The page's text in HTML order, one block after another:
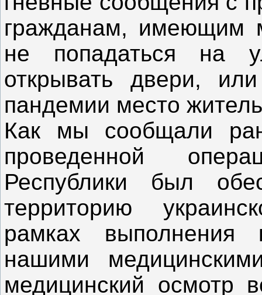
гражданам, имеющим
не попадаться на
открывать двери,
пандемии место
Как мы сообщали
проведенной
Республики был
территорию
рамках выполнения
нашими
медицинский осмотр